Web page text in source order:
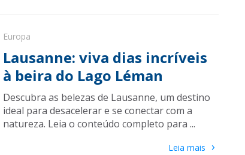
Europa
Lausanne: viva dias incríveis
à beira do Lago Léman
Descubra as belezas de Lausanne, um destino
ideal para desacelerar e se conectar com a
natureza. Leia o conteúdo completo para ...
Leia mais ›